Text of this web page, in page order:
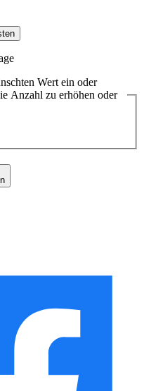
Wert ein oder
Anzahl zu erhöhen oder